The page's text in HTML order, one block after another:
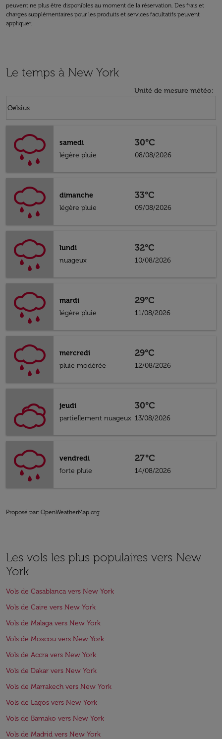
peuvent ne plus être disponibles au moment de la réservation. Des frais et
charges supplémentaires pour les produits et services facultatifs peuvent
appliquer.
Le temps à New York
Unité de mesure météo:
Celsius
keyboard_arrow_down
samedi
légère pluie
30°C
08/08/2026
dimanche
légère pluie
33°C
09/08/2026
lundi
nuageux
32°C
10/08/2026
mardi
légère pluie
29°C
11/08/2026
mercredi
pluie modérée
29°C
12/08/2026
jeudi
partiellement nuageux
30°C
13/08/2026
vendredi
forte pluie
27°C
14/08/2026
Proposé par: OpenWeatherMap.org
Les vols les plus populaires vers New
York
Vols de Casablanca vers New York
Vols de Caire vers New York
Vols de Malaga vers New York
Vols de Moscou vers New York
Vols de Accra vers New York
Vols de Dakar vers New York
Vols de Marrakech vers New York
Vols de Lagos vers New York
Vols de Bamako vers New York
Vols de Madrid vers New York